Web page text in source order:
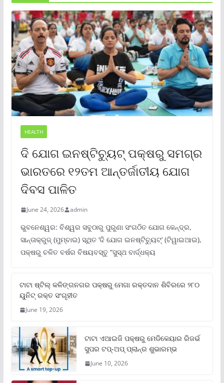
HEALTH
ଦି ଯୋଗ ଇନଷ୍ଟିଚ୍ୟୁଟ୍ ପକ୍ଷରୁ ସମଗ୍ର
ଭାରତରେ ୧୨ତମ ଆନ୍ତର୍ଜାତୀୟ ଯୋଗ
ଦିବସ ପାଳିତ
June 24, 2026 admin
ଭୁବନେଶ୍ୱର: ବିଶ୍ୱର ସବୁଠାରୁ ପୁରୁଣା ସଂଗଠିତ ଯୋଗ କେନ୍ଦ୍ର,
ସାନ୍ତାକ୍ରୁଜ୍ (ମୁମ୍ବାଇ) ସ୍ଥିତ ‘ଦି ଯୋଗ ଇନଷ୍ଟିଚ୍ୟୁଟ୍‌’ (ଟିୱାଇଆଇ),
ପକ୍ଷରୁ ଚଳିତ ବର୍ଷର ବିଷୟବସ୍ତୁ “ସୁସ୍ଥ ବାର୍ଦ୍ଧକ୍ୟ
ଟାଟା ଷ୍ଟିଲ୍‌ କଳିଙ୍ଗନଗର ପକ୍ଷରୁ ମେଗା ରକ୍ତଦାନ ଶିବିରରେ ୨୮୦
ୟୁନିଟ୍‌ ରକ୍ତ ସଂଗୃହୀତ
June 19, 2026
ଟାଟା ଏଆଇଜି ପକ୍ଷରୁ ମେଡିକେୟାର ରିଜର୍ଭ
ସୁପର ଟପ୍‌-ଅପ୍ ପ୍ଲାନ୍‌ର ଶୁଭାରମ୍ଭ
June 10, 2026